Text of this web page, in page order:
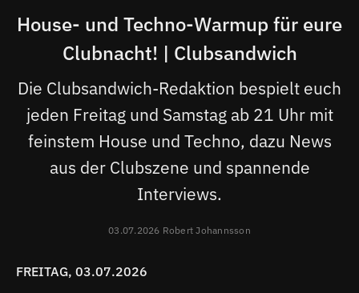
House- und Techno-Warmup für eure
Clubnacht! | Clubsandwich
Die Clubsandwich-Redaktion bespielt euch
jeden Freitag und Samstag ab 21 Uhr mit
feinstem House und Techno, dazu News
aus der Clubszene und spannende
Interviews.
03.07.2026 Robert Johannsson
FREITAG, 03.07.2026